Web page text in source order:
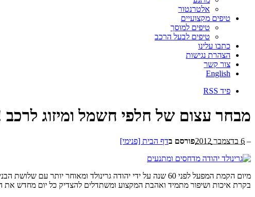
אלטרנטור
טיפים מקצועיים
טיפים למוסך
טיפים לבעל הרכב
כתבו עלינו
הצהרת נגישות
צור קשר
English
פיד RSS
מבחר עצום של חלפי חשמל ומיזוג לרכב
– 6 בדצמבר 2012 פורסם בדף הבית [פנימי]
מיום הקמת המפעל לפני 60 שנה על ידי יהודה גרינולד
בקרת איכות ושיפור מתמיד ואהבת המקצוע ומשתדלים להצדיק כל יום מחדש את